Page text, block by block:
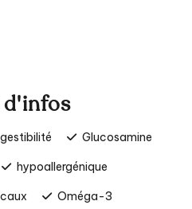
d'infos
Glucosamine
hypoallergénique
Oméga-3